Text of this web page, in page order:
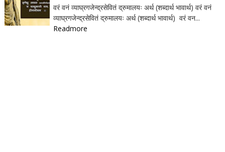
वरं वनं व्याघ्रगजेन्द्रसेवितं द्रुमालयः अर्थ (शब्दार्थ भावार्थ) वरं वनं
व्याघ्रगजेन्द्रसेवितं द्रुमालयः अर्थ (शब्दार्थ भावार्थ) वरं वन...
Readmore